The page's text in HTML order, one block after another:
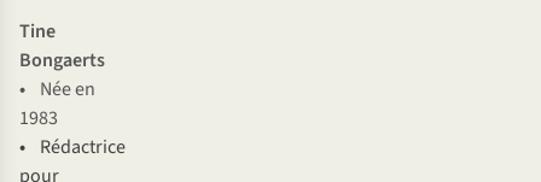
Tine
Bongaerts
• Née en
1983
• Rédactrice
pour